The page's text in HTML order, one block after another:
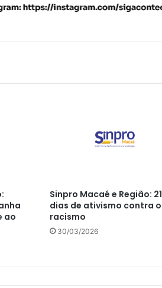
ao
Sinpro Macaé e Região: 21
dias de ativismo contra o
racismo
30/03/2026